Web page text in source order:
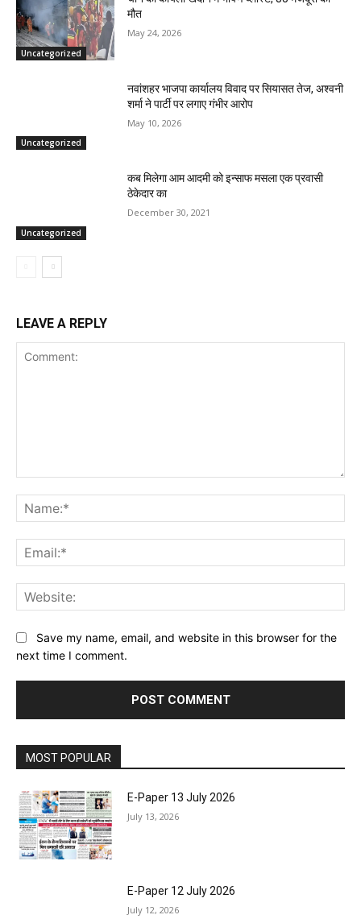
Uncategorized
मौत
May 24, 2026
Uncategorized
नवांशहर भाजपा कार्यालय विवाद पर सियासत तेज, अश्वनी
शर्मा ने पार्टी पर लगाए गंभीर आरोप
May 10, 2026
Uncategorized
कब मिलेगा आम आदमी को इन्साफ मसला एक प्रवासी
ठेकेदार का
December 30, 2021
LEAVE A REPLY
Save my name, email, and website in this browser for the
next time I comment.
MOST POPULAR
E-Paper 13 July 2026
July 13, 2026
E-Paper 12 July 2026
July 12, 2026